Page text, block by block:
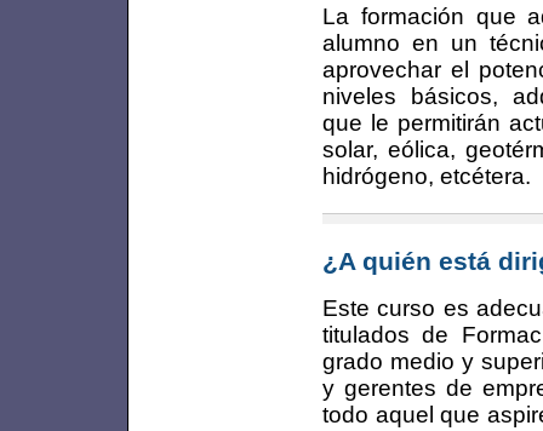
La formación que
alumno en un
aprovechar el
niveles básicos,
que le permitirán
solar, eólica,
hidrógeno, etcétera.
¿A quién está
Este curso es
titulados de
grado medio y
y gerentes de
todo aquel que